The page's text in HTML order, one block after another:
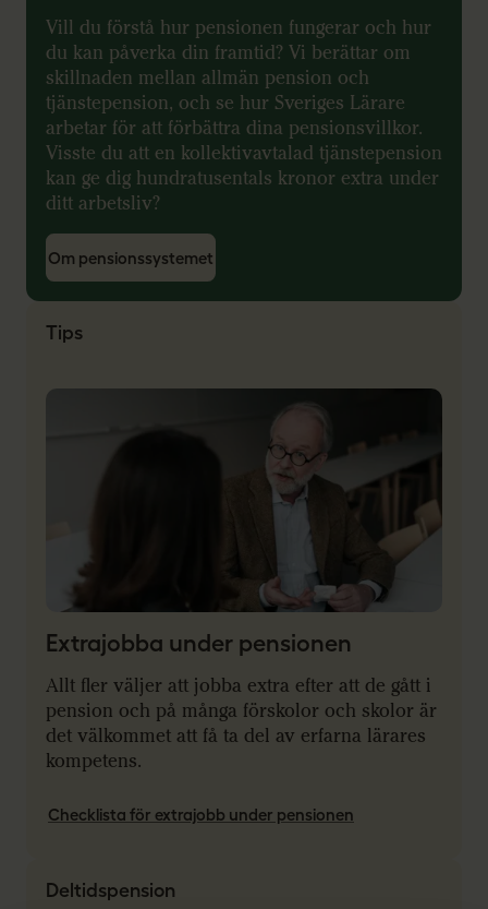
Vill du förstå hur pensionen fungerar och hur
du kan påverka din framtid? Vi berättar om
skillnaden mellan allmän pension och
tjänstepension, och se hur Sveriges Lärare
arbetar för att förbättra dina pensionsvillkor.
Visste du att en kollektivavtalad tjänstepension
kan ge dig hundratusentals kronor extra under
ditt arbetsliv?
Om pensionssystemet
Tips
Extrajobba under pensionen
Allt fler väljer att jobba extra efter att de gått i
pension och på många förskolor och skolor är
det välkommet att få ta del av erfarna lärares
kompetens.
Checklista för extrajobb under pensionen
Deltidspension